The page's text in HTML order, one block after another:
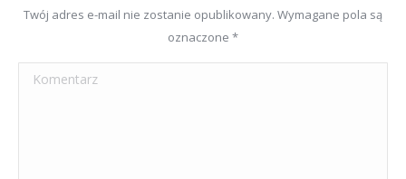
Twój adres e-mail nie zostanie opublikowany. Wymagane pola są
oznaczone *
Komentarz